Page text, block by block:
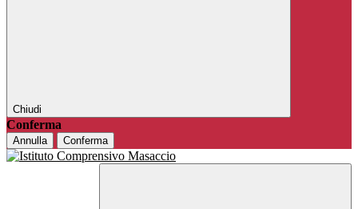
Chiudi
Conferma
Annulla Conferma